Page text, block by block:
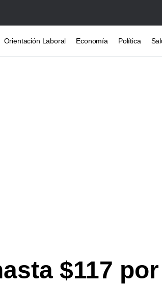
Orientación Laboral Economía Política
$117 por